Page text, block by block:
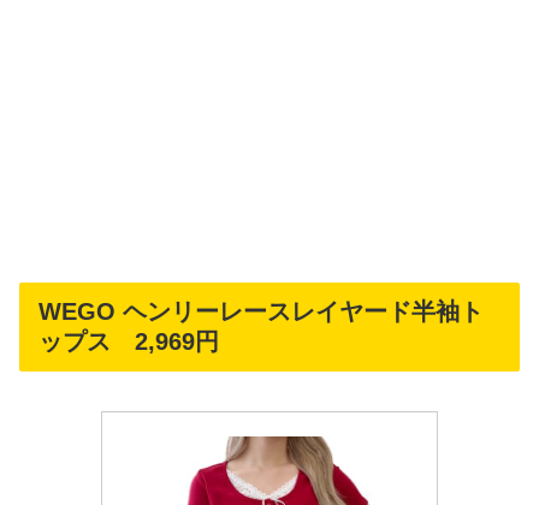
WEGO ヘンリーレースレイヤード半袖ト
ップス 2,969円